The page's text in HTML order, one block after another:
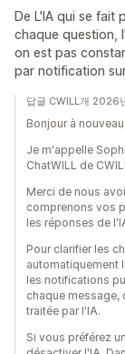
De L'IA qui se fait
chaque question,
on est pas
par notification
답글 CWILL개 2026
Bonjour à
Je m'appelle
ChatWILL de
Merci de nous
comprenons vos
les réponses de
Pour clarifier les
automatiquement
les notifications
chaque message,
traitée par l'IA.
Si vous préférez